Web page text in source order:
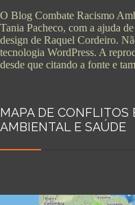
O Blog Combate Racismo
Tania Pacheco, com a ajuda
design de Raquel Cordeiro.
tecnologia WordPress. A
desde que citando a fonte e
MAPA DE CONFLITOS
AMBIENTAL E SAÚDE